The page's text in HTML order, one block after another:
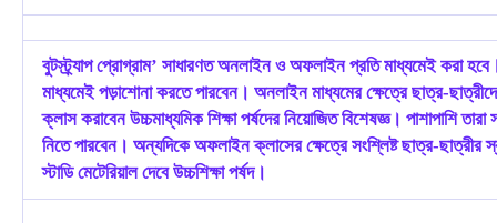
বুটস্ট্র্যাপ প্রোগ্রাম’ সাধারণত অনলাইন ও অফলাইন প্রতি মাধ্যমেই করা
মাধ্যমেই পড়াশোনা করতে পারবেন। অনলাইন মাধ্যমের ক্ষেত্রে ছাত্র-
ক্লাস করাবেন উচ্চমাধ্যমিক শিক্ষা পর্ষদের নিয়োজিত বিশেষজ্ঞ। পাশাপাশি
নিতে পারবেন। অন্যদিকে অফলাইন ক্লাসের ক্ষেত্রে সংশ্লিষ্ট ছাত্র-
স্টাডি মেটেরিয়াল দেবে উচ্চশিক্ষা পর্ষদ।